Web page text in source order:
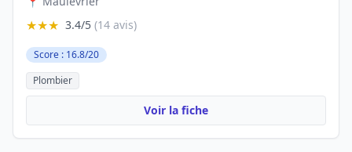
★★★ 3.4/5 (14 avis)
Score : 16.8/20
Plombier
Voir la fiche